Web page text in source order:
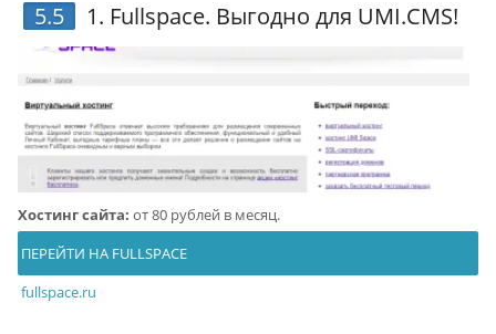
5.5 1. Fullspace. Выгодно для UMI.CMS!
Хостинг сайта: от 80 рублей в месяц.
ПЕРЕЙТИ НА FULLSPACE
fullspace.ru